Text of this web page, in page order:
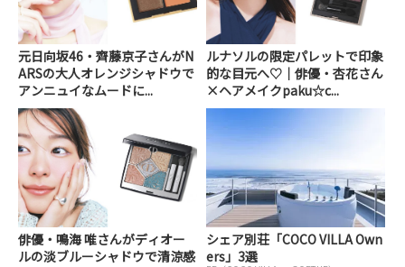
元日向坂46・齊藤京子さんがN
ARSの大人オレンジシャドウで
アンニュイなムードに...
ルナソルの限定パレットで印象
的な目元へ♡｜俳優・杏花さん
×ヘアメイクpaku☆c...
俳優・鳴海 唯さんがディオー
ルの淡ブルーシャドウで清涼感
シェア別荘「COCO VILLA Own
ers」3選